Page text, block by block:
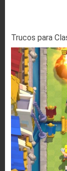
Trucos para